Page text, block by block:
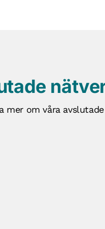
mer om våra